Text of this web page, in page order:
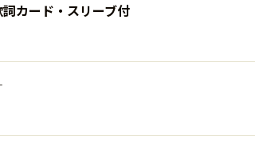
カード・スリーブ付